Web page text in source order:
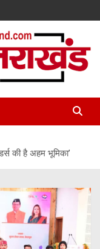
की है अहम भूमिका’